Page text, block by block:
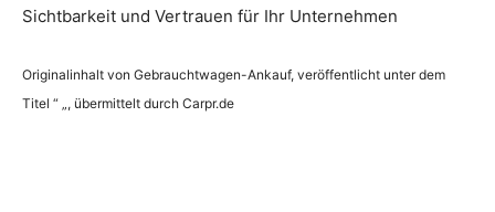
Sichtbarkeit und Vertrauen für Ihr Unternehmen
Originalinhalt von Gebrauchtwagen-Ankauf, veröffentlicht unter dem
Titel “ „, übermittelt durch Carpr.de